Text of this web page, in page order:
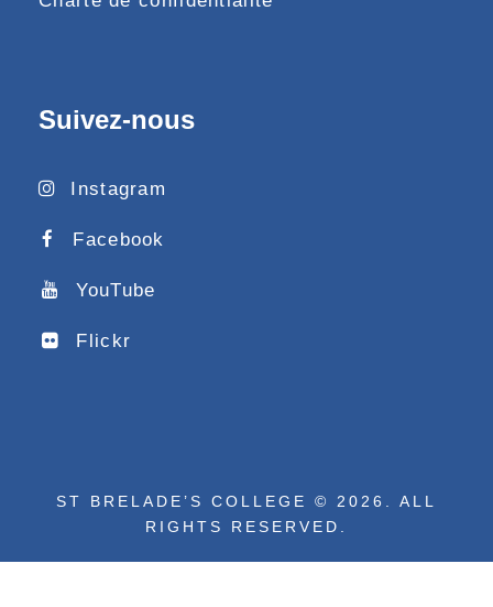
Suivez-nous
Instagram
Facebook
YouTube
Flickr
ST BRELADE’S COLLEGE © 2026. ALL
RIGHTS RESERVED.